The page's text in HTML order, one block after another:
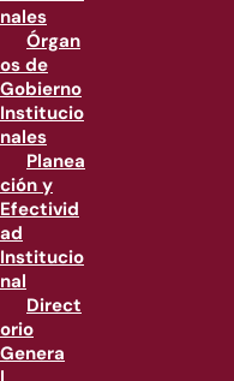
nales
Órgan
os de
Gobierno
Institucio
nales
Planea
ción y
Efectivid
ad
Institucio
nal
Direct
orio
Genera